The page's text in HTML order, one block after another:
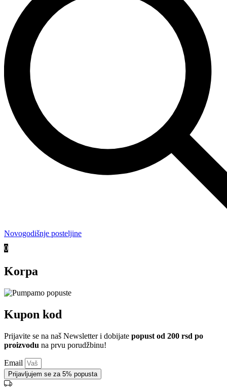
Novogodišnje posteljine
0
Korpa
Kupon kod
Prijavite se na naš Newsletter i dobijate popust od 200 rsd po
proizvodu na prvu porudžbinu!
Email
Prijavljujem se za 5% popusta